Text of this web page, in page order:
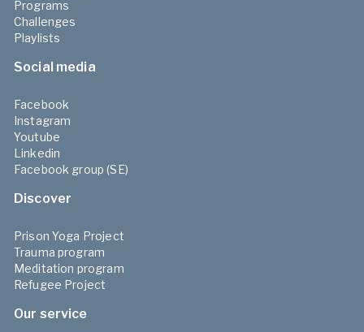
Programs
Challenges
Playlists
Social media
Facebook
Instagram
Youtube
Linkedin
Facebook group (SE)
Discover
Prison Yoga Project
Trauma program
Meditation program
Refugee Project
Our service